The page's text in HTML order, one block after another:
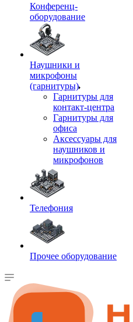
Конференц-
оборудование
Наушники и
микрофоны
(гарнитуры)
Гарнитуры для
контакт-центра
Гарнитуры для
офиса
Аксессуары для
наушников и
микрофонов
Телефония
Прочее оборудование